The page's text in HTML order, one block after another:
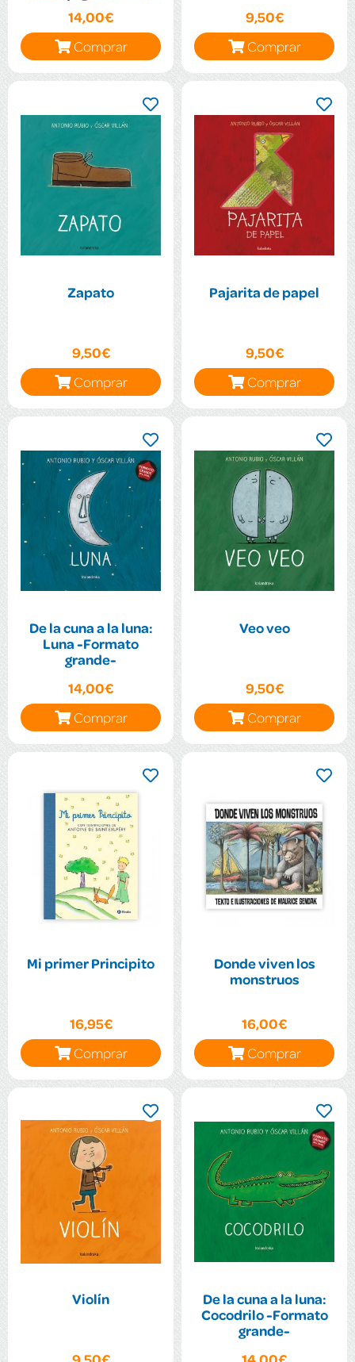
de Reyes
14,00€
Comprar
9,50€
Comprar
Zapato
9,50€
Comprar
Pajarita de papel
9,50€
Comprar
De la cuna a la luna:
Luna -Formato
grande-
14,00€
Comprar
Veo veo
9,50€
Comprar
Mi primer Principito
16,95€
Comprar
Donde viven los
monstruos
16,00€
Comprar
Violín
De la cuna a la luna:
Cocodrilo -Formato
grande-